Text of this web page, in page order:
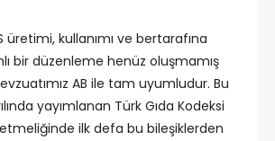
üretimi, kullanımı ve bertarafına
bir düzenleme henüz oluşmamış
AB ile tam uyumludur. Bu
yayımlanan Türk Gıda Kodeksi
ilk defa bu bileşiklerden